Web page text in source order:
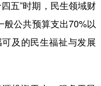
五”时期，民生领域财
般公共预算支出70%以
可及的民生福祉与发展